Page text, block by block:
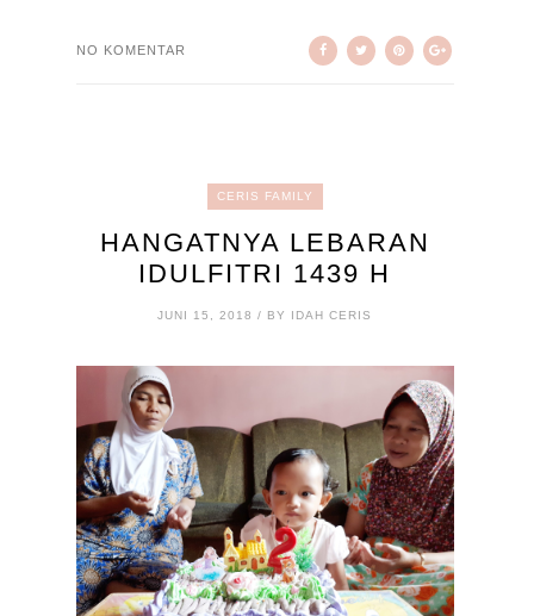
NO KOMENTAR
CERIS FAMILY
HANGATNYA LEBARAN
IDULFITRI 1439 H
JUNI 15, 2018 / BY IDAH CERIS